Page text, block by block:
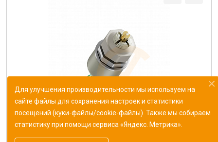
Резистор переменный СП5-16ВА-0.25Вт 2.2кОм±5%
ОЖО.468.519ТУ
Для улучшения производительности мы используем на
сайте файлы для сохранения настроек и статистики
посещений (куки-файлы/cookie-файлы). Также мы собираем
статистику при помощи сервиса «Яндекс. Метрика».